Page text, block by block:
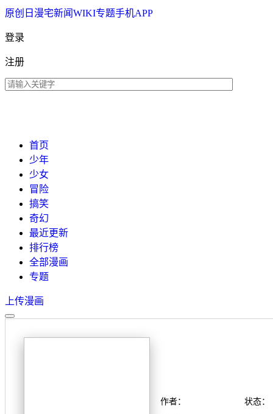
原创 日漫宅新闻WIKI专题手机APP
登录
注册
首页
少年
少女
冒险
搞笑
奇幻
最近更新
排行榜
全部漫画
专题
上传漫画
作者：
状态：